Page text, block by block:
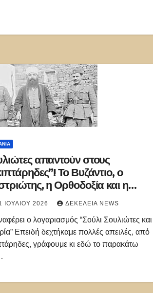
απαντούν στους
Το Βυζάντιο, ο
η Ορθοδοξία και η
με τους φασίστες
ΙΟΥΛΊΟΥ 2026 ΔΕΚΈΛΕΙΑ NEWS
ο λογαριασμός “Σούλι Σουλιώτες και
Επειδή δεχτήκαμε πολλές απειλές, από
γράφουμε κι εδώ το παρακάτω